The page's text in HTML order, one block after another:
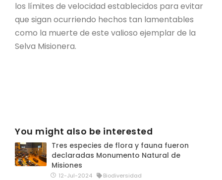
los límites de velocidad establecidos para evitar
que sigan ocurriendo hechos tan lamentables
como la muerte de este valioso ejemplar de la
Selva Misionera.
You might also be interested
Tres especies de flora y fauna fueron
declaradas Monumento Natural de
Misiones
12-Jul-2024 Biodiversidad